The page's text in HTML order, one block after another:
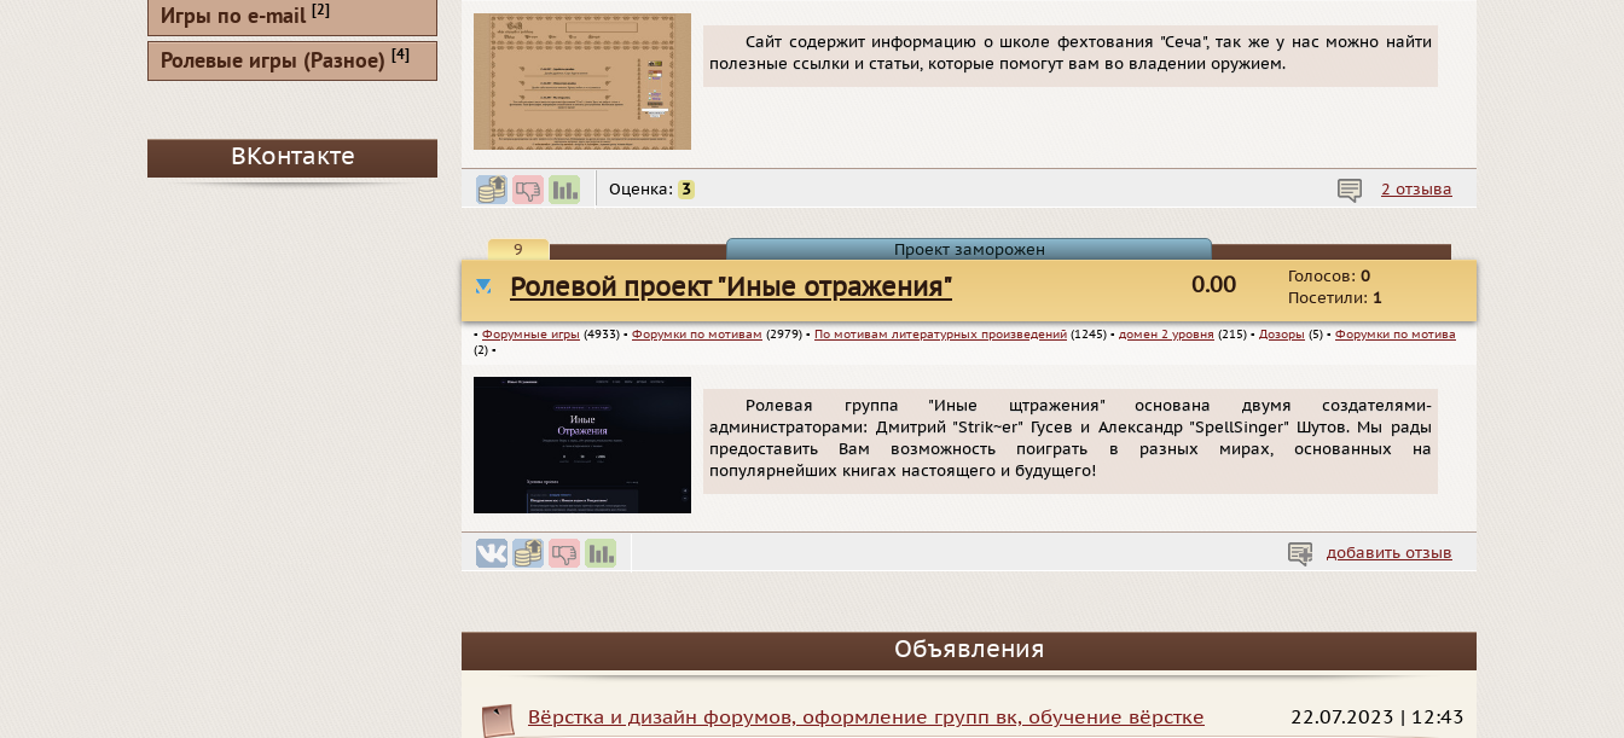
Сайт содержит информацию о школе фехтования "Сеча", так же у нас можно найти
полезные ссылки и статьи, которые помогут вам во владении оружием.
Оценка: 3 2 отзыва
Проект заморожен
9
Ролевой проект "Иные oтражения" Голосов: 0
Посетили: 1
0.00
▪ Форумные игры (4933) ▪ Форумки по мотивам (2979) ▪ По мотивам литературных произведений (1245) ▪ домен 2 уровня (215) ▪ Дозоры (5) ▪ Форумки по мотива
(2) ▪
Ролевая группа "Иные щтражения" основана двумя создателями-
администраторами: Дмитрий "Strik~er" Гусев и Александр "SpellSinger" Шутов. Мы рады
предоставить Вам возможность поиграть в разных мирах, основанных на
популярнейших книгах настоящего и будущего!
добавить отзыв
Объявления
Вёрстка и дизайн форумов, оформление групп вк, обучение вёрстке 22.07.2023 | 12:43
Игры по e-mail [2]
Ролевые игры (Разное) [4]
ВКонтакте